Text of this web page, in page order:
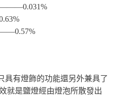
具有燈飾的功能還另外兼具了
就是鹽燈經由燈泡所散發出